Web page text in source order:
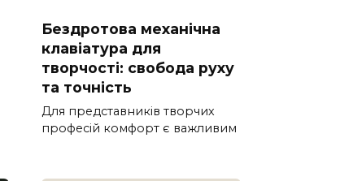
Бездротова механічна
клавіатура для
творчості: свобода руху
та точність
Для представників творчих
професій комфорт є важливим